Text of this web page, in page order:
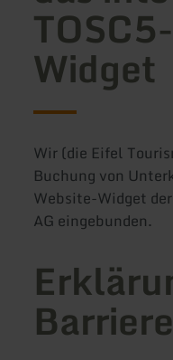
Widget
Wir (die Eifel
Buchung von
Website-Widget
AG eingebunden.